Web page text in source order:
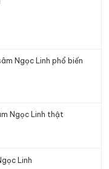
Ngọc Linh phổ biến
Ngọc Linh thật
Linh